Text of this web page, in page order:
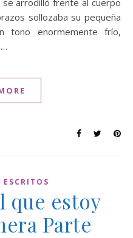
arrodilló frente al cuerpo
sollozaba su pequeña
tono enormemente frío,
ESCRITOS
que estoy
Parte